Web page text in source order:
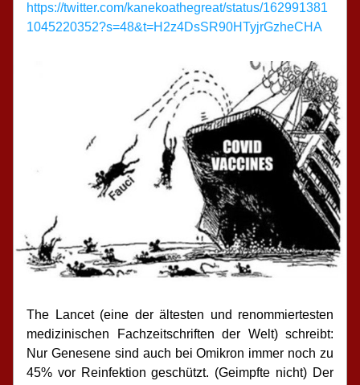
https://twitter.com/kanekoathegreat/status/162991381
1045220352?s=48&t=H2z4DsSR90HTyjrGzheCHA
The Lancet (eine der ältesten und renommiertesten
medizinischen Fachzeitschriften der Welt) schreibt:
Nur Genesene sind auch bei Omikron immer noch zu
45% vor Reinfektion geschützt. (Geimpfte nicht) Der